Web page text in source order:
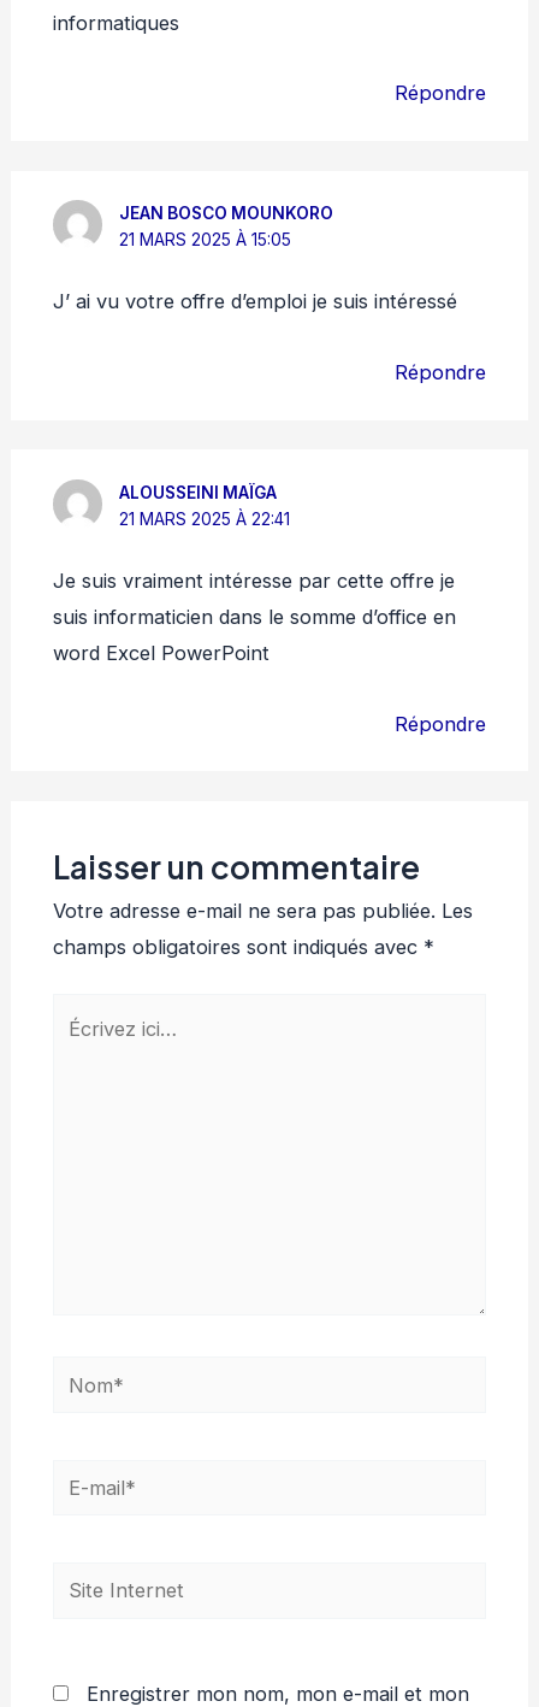
informatiques
Répondre
JEAN BOSCO MOUNKORO
21 MARS 2025 À 15:05
J’ ai vu votre offre d’emploi je suis intéressé
Répondre
ALOUSSEINI MAÏGA
21 MARS 2025 À 22:41
Je suis vraiment intéresse par cette offre je
suis informaticien dans le somme d’office en
word Excel PowerPoint
Répondre
Laisser un commentaire
Votre adresse e-mail ne sera pas publiée. Les
champs obligatoires sont indiqués avec *
Écrivez
Nom*
E-
Site
Enregistrer mon nom, mon e-mail et mon